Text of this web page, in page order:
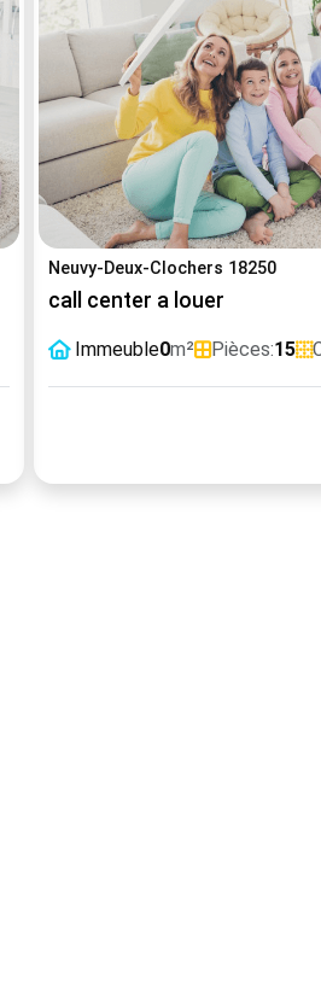
Neuvy-Deux-Clochers 18250
call center a louer
Immeuble0m² Pièces:15